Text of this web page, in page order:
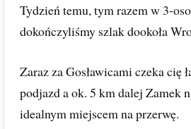
Tydzień temu, tym razem w 3-
dokończyliśmy szlak dookoła
Zaraz za Gosławicami czeka cię
podjazd a ok. 5 km dalej Zamek
idealnym miejscem na przerwę.